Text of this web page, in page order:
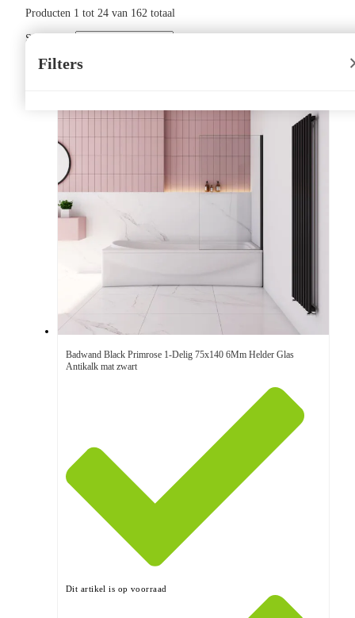
Filters
Producten 1 tot 24 van 162 totaal
Sorteer op:
Badwand Black Primrose 1-Delig 75x140 6Mm Helder Glas
Antikalk mat zwart
Dit artikel is op voorraad